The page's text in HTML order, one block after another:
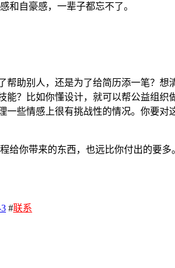
和自豪感，一辈子都忘不了。
帮助别人，还是为了给简历添一笔？想
？比如你懂设计，就可以帮公益组
一些情感上很有挑战性的情况。你要
给你带来的东西，也远比你付出的要
#联系